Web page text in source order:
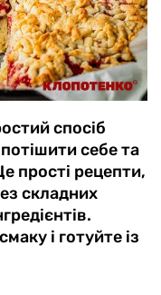
спосіб
себе та
прості рецепти,
складних
і готуйте із